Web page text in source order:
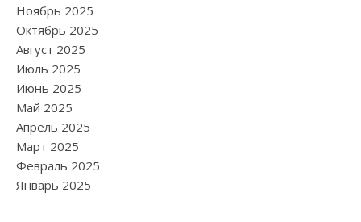
Ноябрь 2025
Октябрь 2025
Август 2025
Июль 2025
Июнь 2025
Май 2025
Апрель 2025
Март 2025
Февраль 2025
Январь 2025